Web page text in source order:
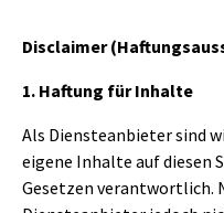
Disclaimer
1. Haftung für Inhalte
Als Diensteanbieter sind
eigene Inhalte auf diesen
Gesetzen verantwortlich.